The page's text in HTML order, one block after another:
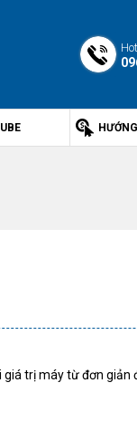
trị máy từ đơn